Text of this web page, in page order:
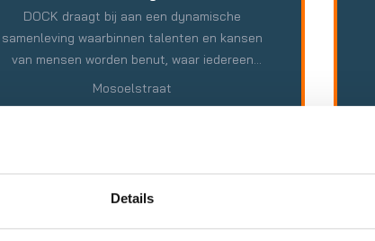
Details
DOCK draagt bij aan een dynamische
samenleving waarbinnen talenten en kansen
van mensen worden benut, waar iedereen
perspectieven heeft en bewoners elkaar verder
helpen. DOCK ondersteunt mensen in het
ontstaat er een samenleving met samenhang
de kracht van wij samen.
Mosoelstraat